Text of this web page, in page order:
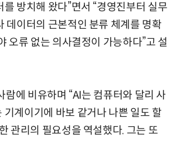
를 방치해 왔다”면서 “경영진부터 실무
데이터의 근본적인 분류 체계를 명확
오류 없는 의사결정이 가능하다”고 설
람에 비유하며 “AI는 컴퓨터와 달리 사
기계이기에 바보 같거나 나쁜 일도 할
관리의 필요성을 역설했다. 그는 또